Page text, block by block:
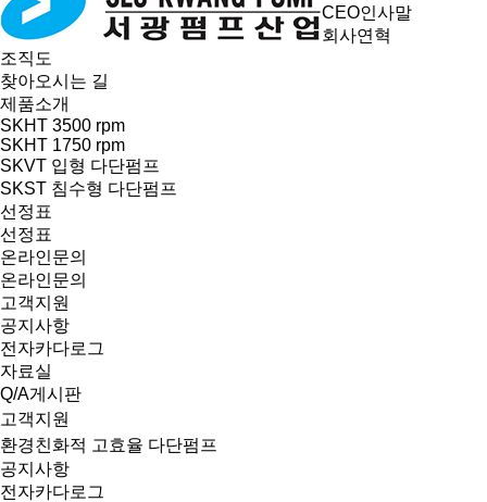
CEO인사말
회사연혁
조직도
찾아오시는 길
제품소개
SKHT 3500 rpm
SKHT 1750 rpm
SKVT 입형 다단펌프
SKST 침수형 다단펌프
선정표
선정표
온라인문의
온라인문의
고객지원
공지사항
전자카다로그
자료실
Q/A게시판
고객지원
환경친화적 고효율 다단펌프
공지사항
전자카다로그